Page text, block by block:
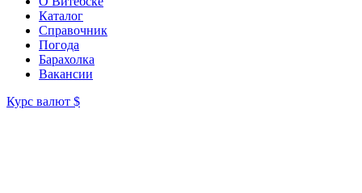
Каталог
Справочник
Погода
Барахолка
Вакансии
Курс валют $